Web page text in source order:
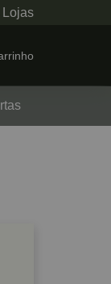
Lojas